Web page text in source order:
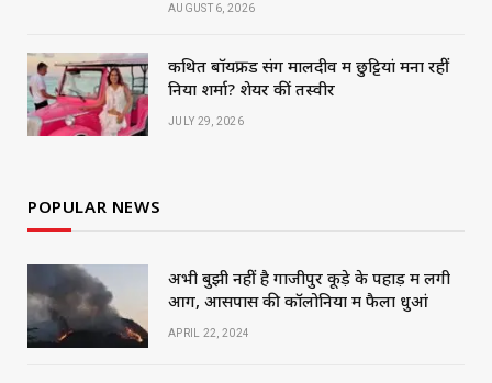
AUGUST 6, 2026
कथित बॉयफ्रेंड संग मालदीव में छुट्टियां मना रहीं
निया शर्मा? शेयर कीं तस्वीरें
JULY 29, 2026
POPULAR NEWS
अभी बुझी नहीं है गाजीपुर कूड़े के पहाड़ में लगी
आग, आसपास की कॉलोनियों में फैला धुआं
APRIL 22, 2024